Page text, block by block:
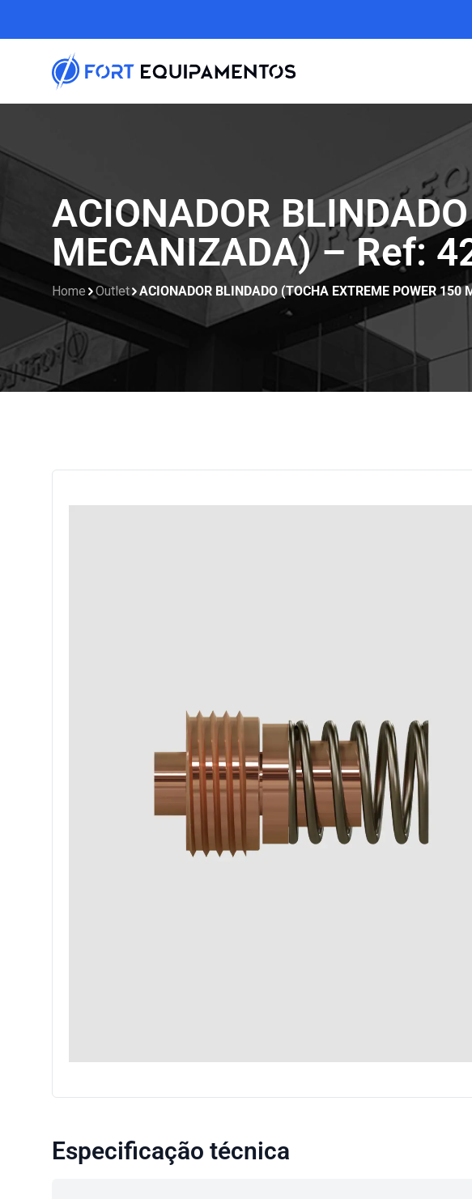
ACIONADOR
MECANIZADA) – Ref:
Home Outlet ACIONADOR BLINDADO (TOCHA EXTREME POWER
Especificação técnica